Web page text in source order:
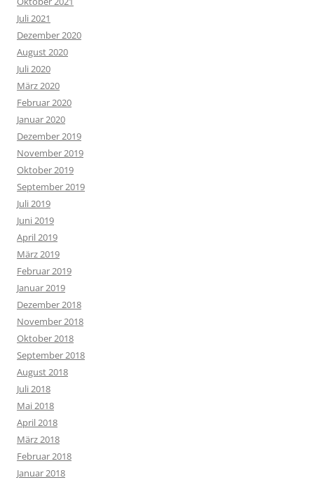
Juli 2021
Dezember 2020
August 2020
Juli 2020
März 2020
Februar 2020
Januar 2020
Dezember 2019
November 2019
Oktober 2019
September 2019
Juli 2019
Juni 2019
April 2019
März 2019
Februar 2019
Januar 2019
Dezember 2018
November 2018
Oktober 2018
September 2018
August 2018
Juli 2018
Mai 2018
April 2018
März 2018
Februar 2018
Januar 2018